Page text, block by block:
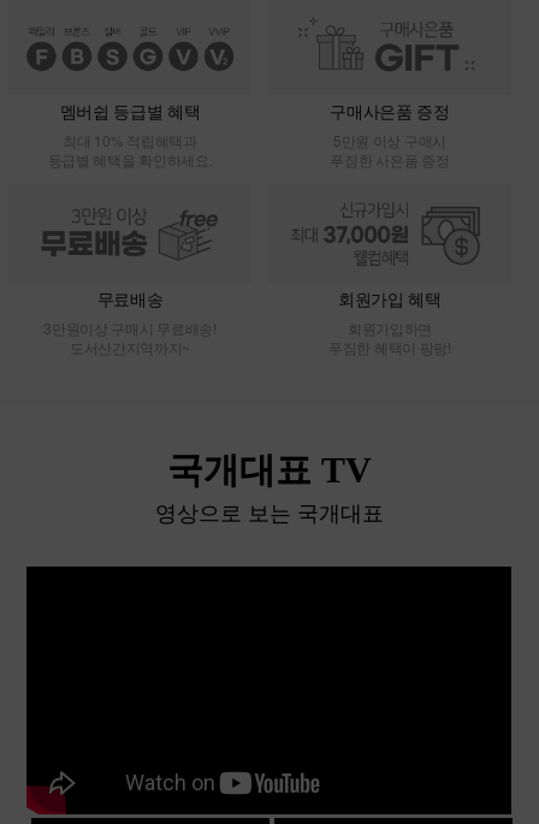
멤버쉽 등급별 혜택
최대 10% 적립혜택과
등급별 혜택을 확인하세요.
구매사은품 증정
5만원 이상 구매시
푸짐한 사은품 증정
무료배송
3만원이상 구매시 무료배송!
도서산간지역까지~
회원가입 혜택
회원가입하면
푸짐한 혜택이 팡팡!
국개대표 TV
영상으로 보는 국개대표